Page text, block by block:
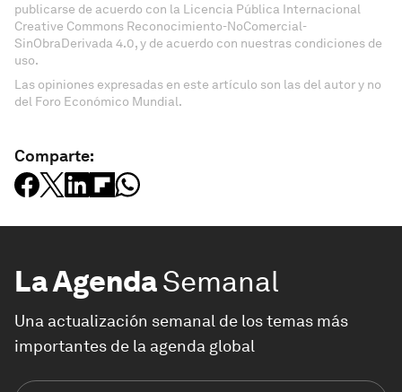
publicarse de acuerdo con la Licencia Pública Internacional
Creative Commons Reconocimiento-NoComercial-
SinObraDerivada 4.0, y de acuerdo con nuestras condiciones de
uso.
Las opiniones expresadas en este artículo son las del autor y no
del Foro Económico Mundial.
Comparte:
La AgendaSemanal
Una actualización semanal de los temas más
importantes de la agenda global